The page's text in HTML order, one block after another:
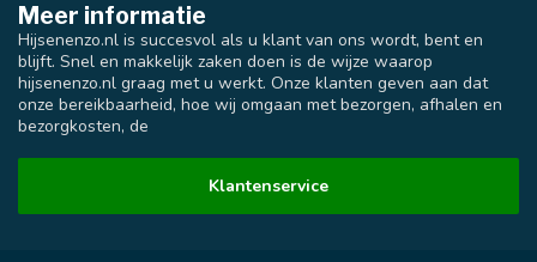
Meer informatie
Hijsenenzo.nl is succesvol als u klant van ons wordt, bent en
blijft. Snel en makkelijk zaken doen is de wijze waarop
hijsenenzo.nl graag met u werkt. Onze klanten geven aan dat
onze bereikbaarheid, hoe wij omgaan met bezorgen, afhalen en
bezorgkosten, de
Klantenservice